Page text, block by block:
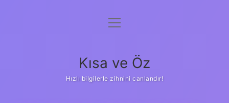
Anasayfa
Yasal Uyarı
menüyü
Kısa ve Öz
Hızlı bilgilerle zihnini canlandır!